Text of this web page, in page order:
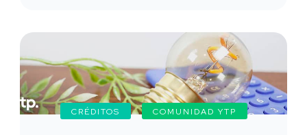
CRÉDITOS COMUNIDAD YTP